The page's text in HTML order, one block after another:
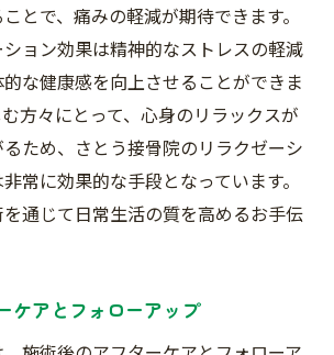
とで、痛みの軽減が期待できます。
ョン効果は精神的なストレスの軽減
な健康感を向上させることができま
方々にとって、心身のリラックスが
ため、さとう接骨院のリラクゼーシ
常に効果的な手段となっています。
通じて日常生活の質を高めるお手伝
ケアとフォローアップ